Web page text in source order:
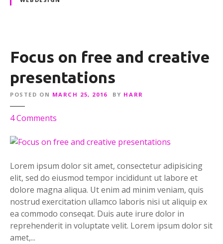
Focus on free and creative
presentations
POSTED ON MARCH 25, 2016 BY HARR
4Comments
F
c
u
s
o
n
f
Lorem ipsum dolor sit amet, consectetur adipisicing
elit, sed do eiusmod tempor incididunt ut labore et
dolore magna aliqua. Ut enim ad minim veniam, quis
nostrud exercitation ullamco laboris nisi ut aliquip ex
ea commodo conseqat. Duis aute irure dolor in
reprehenderit in voluptate velit. Lorem ipsum dolor sit
amet,...